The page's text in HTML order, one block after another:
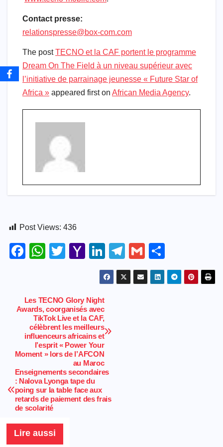
Contact presse:
relationspresse@box-com.com
The postTECNO et la CAF portent le programme
Dream On The Field à un niveau supérieur avec
l’initiative de parrainage jeunesse « Future Star of
Africa » appeared first on African Media Agency.
Post Views: 436
F
e
b
o
k
W
s
A
p
p
T
er
Y
o
o
M
ail
Li
n
k
n
T
el
e
G
m
ail
h
ar
Navigation
l’article
Les TECNO Glory Night
Awards, coorganisés avec
TikTok Live et la CAF,
célèbrent les meilleurs
influenceurs africains et
l’esprit « Power Your
Moment » lors de l’AFCON
au Maroc
Enseignements secondaires
: Nalova Lyonga tape du
poing sur la table face aux
retards de paiement des frais
de scolarité
Lire aussi